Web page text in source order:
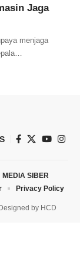
Jaga
menjaga
by HCD
MEDIA SIBER
Privacy Policy